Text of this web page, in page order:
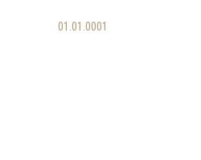
01.01.0001